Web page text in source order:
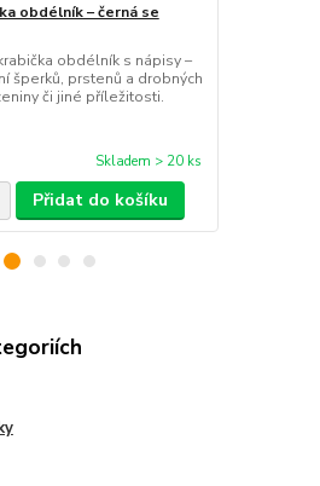
obdélník – černá se
obdélník s nápisy –
šperků, prstenů a drobných
či jiné příležitosti.
Skladem > 20 ks
Přidat do košíku